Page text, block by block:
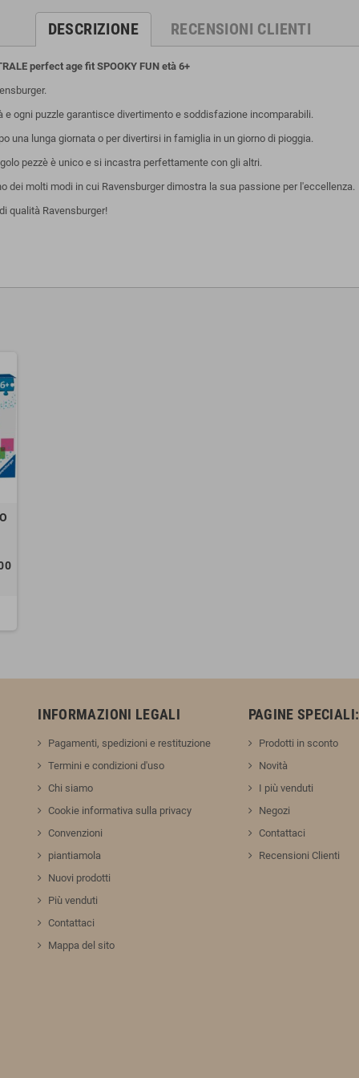
DESCRIZIONE RECENSIONI CLIENTI
perfect age fit SPOOKY FUN età 6+
ogni puzzle garantisce divertimento e soddisfazione incomparabili.
una lunga giornata o per divertirsi in famiglia in un giorno di pioggia.
pezzè è unico e si incastra perfettamente con gli altri.
dei molti modi in cui Ravensburger dimostra la sua passione per l'eccellenza.
qualità Ravensburger!
INFORMAZIONI LEGALI
Pagamenti, spedizioni e restituzione
Termini e condizioni d'uso
Chi siamo
Cookie informativa sulla privacy
Convenzioni
piantiamola
Nuovi prodotti
Più venduti
Contattaci
Mappa del sito
PAGINE SPECIALI:
Prodotti in sconto
Novità
I più venduti
Negozi
Contattaci
Recensioni Clienti